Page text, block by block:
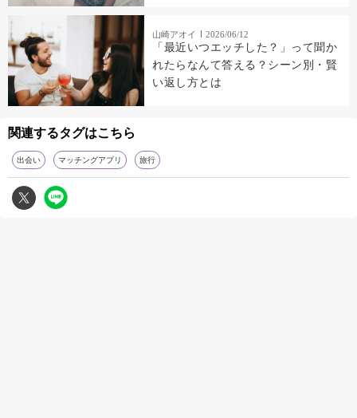
山崎アオイ 2026/06/12
「最近いつエッチした？」って聞か
れたらなんて答える？シーン別・賢
い返し方とは
関連するタグはこちら
出会い マッチングアプリ 旅行